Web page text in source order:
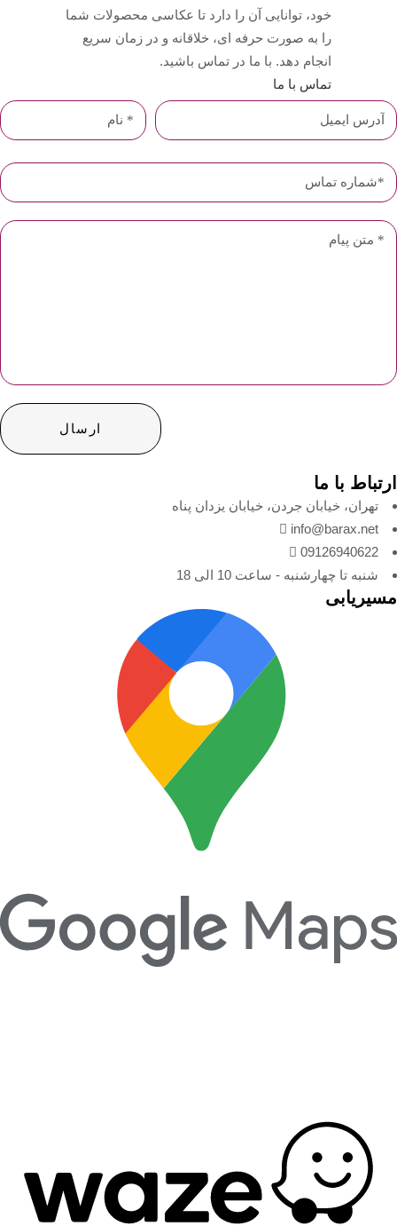
خود، توانایی آن را دارد تا عکاسی محصولات شما
را به صورت حرفه ای، خلاقانه و در زمان سریع
انجام دهد. با ما در تماس باشید.
تماس با ما
ارتباط با ما
تهران، خیابان جردن، خیابان یزدان پناه
info@barax.net
09126940622
شنبه تا چهارشنبه - ساعت 10 الی 18
مسیریابی